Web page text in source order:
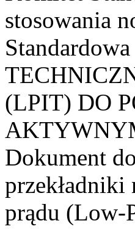
stosowania
(LPIT) DO
Dokument
przekładniki
prądu (Low-